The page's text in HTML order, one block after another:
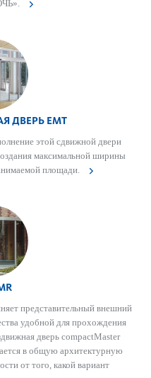
ДВЕРЬ EMT
этой сдвижной двери
максимальной ширины
площади.
представительный внешний
удобной для прохождения
дверь compactMaster
в общую архитектурную
от того, какой вариант